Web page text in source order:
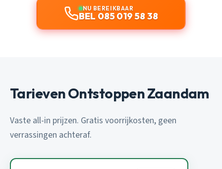
NU BEREIKBAAR
BEL 085 019 58 38
Tarieven Ontstoppen Zaandam
Vaste all-in prijzen. Gratis voorrijkosten, geen
verrassingen achteraf.